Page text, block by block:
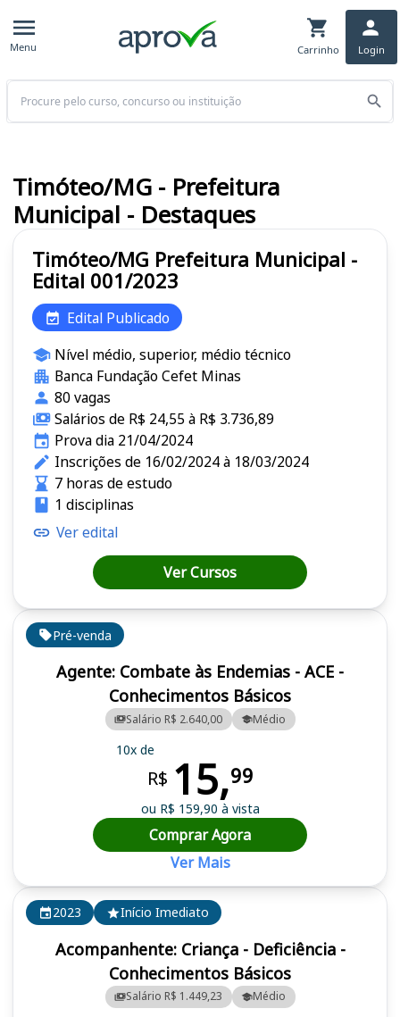
Menu Carrinho Login
Buscar
2023 Início Imediato
Acompanhente: Criança - Deficiência -
Conhecimentos Básicos
Salário R$ 1.449,23 Médio
Pré-venda
Agente: Combate às Endemias - ACE -
Conhecimentos Básicos
Salário R$ 2.640,00 Médio
10x de
R$ 15,99
ou R$ 159,90 à vista
Comprar Agora
Ver Mais
Timóteo/MG Prefeitura Municipal -
Edital 001/2023
Edital Publicado
Nível médio, superior, médio técnico
Banca Fundação Cefet Minas
80 vagas
Salários de R$ 24,55 à R$ 3.736,89
Prova dia 21/04/2024
Inscrições de 16/02/2024 à 18/03/2024
7 horas de estudo
1 disciplinas
Ver edital
Ver Cursos
Timóteo/MG - Prefeitura
Municipal - Destaques